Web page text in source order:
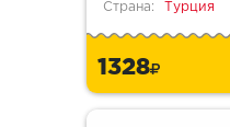
Страна:
Турция
1328